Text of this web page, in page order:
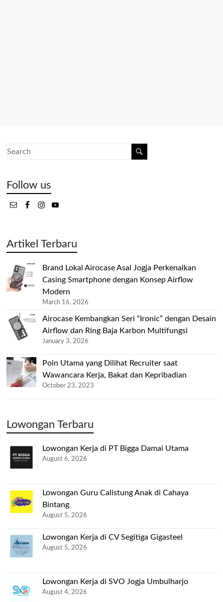
Follow us
Artikel Terbaru
Brand Lokal Airocase Asal Jogja Perkenalkan
Casing Smartphone dengan Konsep Airflow
Modern
March 16, 2026
Airocase Kembangkan Seri “Ironic” dengan Desain
Airflow dan Ring Baja Karbon Multifungsi
January 3, 2026
Poin Utama yang Dilihat Recruiter saat
Wawancara Kerja, Bakat dan Kepribadian
October 23, 2023
Lowongan Terbaru
Lowongan Kerja di PT Bigga Damai Utama
August 6, 2026
Lowongan Guru Calistung Anak di Cahaya
Bintang
August 5, 2026
Lowongan Kerja di CV Segitiga Gigasteel
August 5, 2026
Lowongan Kerja di SVO Jogja Umbulharjo
August 4, 2026